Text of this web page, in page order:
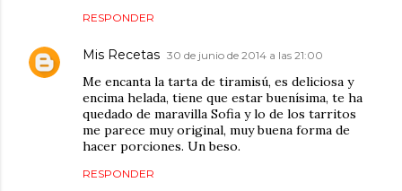
RESPONDER
Mis Recetas 30 de junio de 2014 a las 21:00
Me encanta la tarta de tiramisú, es deliciosa y
encima helada, tiene que estar buenísima, te ha
quedado de maravilla Sofia y lo de los tarritos
me parece muy original, muy buena forma de
hacer porciones. Un beso.
RESPONDER